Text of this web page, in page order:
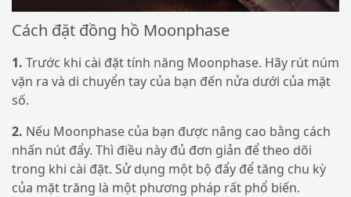
Cách đặt đồng hồ Moonphase
1. Trước khi cài đặt tính năng Moonphase. Hãy rút núm
vặn ra và di chuyển tay của bạn đến nửa dưới của mặt
số.
2. Nếu Moonphase của bạn được nâng cao bằng cách
nhấn nút đẩy. Thì điều này đủ đơn giản để theo dõi
trong khi cài đặt. Sử dụng một bộ đẩy để tăng chu kỳ
của mặt trăng là một phương pháp rất phổ biến.